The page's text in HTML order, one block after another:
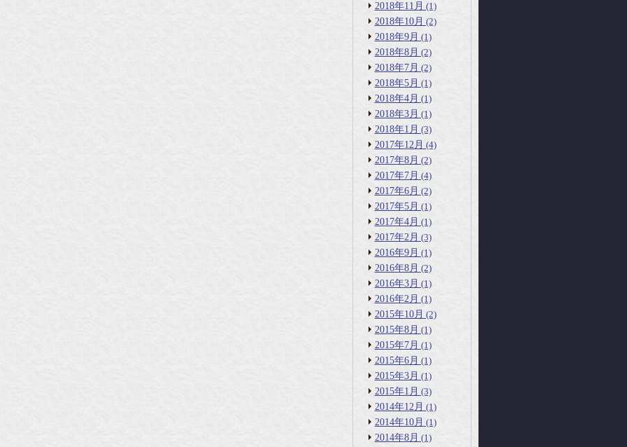
2018年11月 (1)
2018年10月 (2)
2018年9月 (1)
2018年8月 (2)
2018年7月 (2)
2018年5月 (1)
2018年4月 (1)
2018年3月 (1)
2018年1月 (3)
2017年12月 (4)
2017年8月 (2)
2017年7月 (4)
2017年6月 (2)
2017年5月 (1)
2017年4月 (1)
2017年2月 (3)
2016年9月 (1)
2016年8月 (2)
2016年3月 (1)
2016年2月 (1)
2015年10月 (2)
2015年8月 (1)
2015年7月 (1)
2015年6月 (1)
2015年3月 (1)
2015年1月 (3)
2014年12月 (1)
2014年10月 (1)
2014年8月 (1)